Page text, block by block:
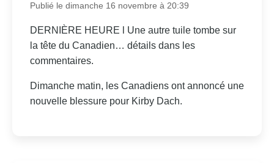
Publié le dimanche 16 novembre à 20:39
DERNIÈRE HEURE l Une autre tuile tombe sur
la tête du Canadien… détails dans les
commentaires.
Dimanche matin, les Canadiens ont annoncé une
nouvelle blessure pour Kirby Dach.